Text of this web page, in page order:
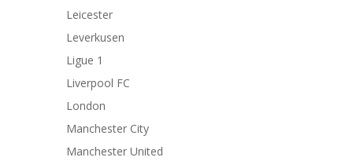
Leicester
Leverkusen
Ligue 1
Liverpool FC
London
Manchester City
Manchester United